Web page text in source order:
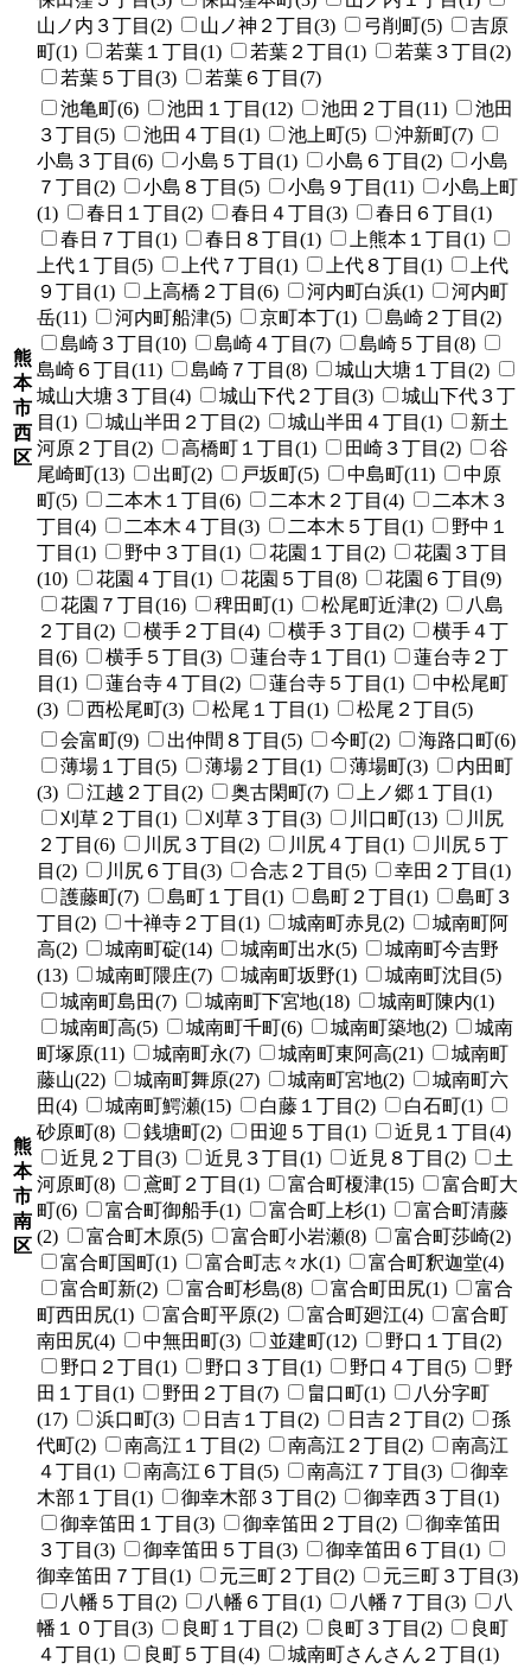
山ノ内３丁目(2)
山ノ神２丁目(3) 弓削町(5)
吉原
町(1)
若葉１丁目(1) 若葉２丁目(1)
若葉３丁目(2)
若葉５丁目(3)
若葉６丁目(7)
熊
本
市
西
区
池亀町(6) 池田１丁目(12) 池田２丁目(11)
池田
３丁目(5)
池田４丁目(1) 池上町(5)
沖新町(7)
小島３丁目(6)
小島５丁目(1) 小島６丁目(2)
小島
７丁目(2)
小島８丁目(5) 小島９丁目(11)
小島上町
(1)
春日１丁目(2) 春日４丁目(3)
春日６丁目(1)
春日７丁目(1)
春日８丁目(1)
上熊本１丁目(1)
上代１丁目(5)
上代７丁目(1) 上代８丁目(1)
上代
９丁目(1)
上高橋２丁目(6) 河内町白浜(1)
河内町
岳(11)
河内町船津(5) 京町本丁(1)
島崎２丁目(2)
島崎３丁目(10)
島崎４丁目(7)
島崎５丁目(8)
島崎６丁目(11)
島崎７丁目(8)
城山大塘１丁目(2)
城山大塘３丁目(4)
城山下代２丁目(3)
城山下代３丁
目(1)
城山半田２丁目(2) 城山半田４丁目(1)
新土
河原２丁目(2)
高橋町１丁目(1) 田崎３丁目(2)
谷
尾崎町(13)
出町(2) 戸坂町(5) 中島町(11)
中原
町(5)
二本木１丁目(6) 二本木２丁目(4)
二本木３
丁目(4)
二本木４丁目(3) 二本木５丁目(1)
野中１
丁目(1)
野中３丁目(1) 花園１丁目(2)
花園３丁目
(10)
花園４丁目(1) 花園５丁目(8)
花園６丁目(9)
花園７丁目(16)
稗田町(1) 松尾町近津(2)
八島
２丁目(2)
横手２丁目(4) 横手３丁目(2)
横手４丁
目(6)
横手５丁目(3) 蓮台寺１丁目(1)
蓮台寺２丁
目(1)
蓮台寺４丁目(2) 蓮台寺５丁目(1)
中松尾町
(3)
西松尾町(3) 松尾１丁目(1) 松尾２丁目(5)
熊
本
市
南
区
会富町(9) 出仲間８丁目(5) 今町(2)
海路口町(6)
薄場１丁目(5)
薄場２丁目(1) 薄場町(3)
内田町
(3)
江越２丁目(2) 奥古閑町(7)
上ノ郷１丁目(1)
刈草２丁目(1)
刈草３丁目(3) 川口町(13)
川尻
２丁目(6)
川尻３丁目(2) 川尻４丁目(1)
川尻５丁
目(2)
川尻６丁目(3) 合志２丁目(5)
幸田２丁目(1)
護藤町(7)
島町１丁目(1) 島町２丁目(1)
島町３
丁目(2)
十禅寺２丁目(1) 城南町赤見(2)
城南町阿
高(2)
城南町碇(14) 城南町出水(5)
城南町今吉野
(13)
城南町隈庄(7) 城南町坂野(1)
城南町沈目(5)
城南町島田(7)
城南町下宮地(18)
城南町陳内(1)
城南町高(5)
城南町千町(6) 城南町築地(2)
城南
町塚原(11)
城南町永(7) 城南町東阿高(21)
城南町
藤山(22)
城南町舞原(27) 城南町宮地(2)
城南町六
田(4)
城南町鰐瀬(15) 白藤１丁目(2)
白石町(1)
砂原町(8)
銭塘町(2) 田迎５丁目(1)
近見１丁目(4)
近見２丁目(3)
近見３丁目(1) 近見８丁目(2)
土
河原町(8)
鳶町２丁目(1) 富合町榎津(15)
富合町大
町(6)
富合町御船手(1) 富合町上杉(1)
富合町清藤
(2)
富合町木原(5) 富合町小岩瀬(8)
富合町莎崎(2)
富合町国町(1)
富合町志々水(1)
富合町釈迦堂(4)
富合町新(2)
富合町杉島(8) 富合町田尻(1)
富合
町西田尻(1)
富合町平原(2) 富合町廻江(4)
富合町
南田尻(4)
中無田町(3) 並建町(12)
野口１丁目(2)
野口２丁目(1)
野口３丁目(1) 野口４丁目(5)
野
田１丁目(1)
野田２丁目(7) 畠口町(1)
八分字町
(17)
浜口町(3) 日吉１丁目(2) 日吉２丁目(2)
孫
代町(2)
南高江１丁目(2) 南高江２丁目(2)
南高江
４丁目(1)
南高江６丁目(5) 南高江７丁目(3)
御幸
木部１丁目(1)
御幸木部３丁目(2)
御幸西３丁目(1)
御幸笛田１丁目(3)
御幸笛田２丁目(2)
御幸笛田
３丁目(3)
御幸笛田５丁目(3)
御幸笛田６丁目(1)
御幸笛田７丁目(1)
元三町２丁目(2)
元三町３丁目(3)
八幡５丁目(2)
八幡６丁目(1) 八幡７丁目(3)
八
幡１０丁目(3)
良町１丁目(2) 良町３丁目(2)
良町
４丁目(1)
良町５丁目(4) 城南町さんさん２丁目(1)